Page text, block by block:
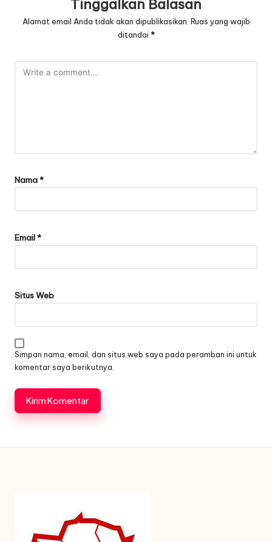
Tinggalkan Balasan
Alamat email Anda tidak akan dipublikasikan. Ruas yang wajib
ditandai *
Nama*
Email*
Situs Web
Simpan nama, email, dan situs web saya pada peramban ini untuk
komentar saya berikutnya.